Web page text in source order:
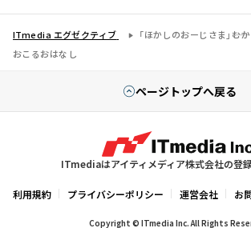
ITmedia エグゼクティブ
「ほかしのおーじさま」――む
おこるおはなし
ページトップへ戻る
ITmediaはアイティメディア株式会社の登録
利用規約 プライバシーポリシー 運営会社 お
Copyright © ITmedia Inc. All Rights